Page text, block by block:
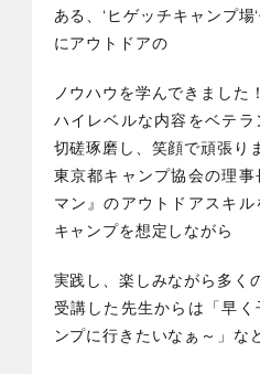
ある、‘ヒゲッチキャンプ場
にアウトドアの
ノウハウを学んできました！
ハイレベルな内容をベテ
切磋琢磨し、笑顔で頑張り
東京都キャンプ協会の理
マン』のアウトドアスキ
キャンプを想定しながら
実践し、楽しみながら多く
受講した先生からは「早
ンプに行きたいなぁ～」な